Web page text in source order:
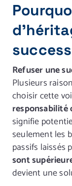
Refuser une
Plusieurs
choisir cette
responsabilité
signifie
seulement les
passifs laissés
sont
devient une